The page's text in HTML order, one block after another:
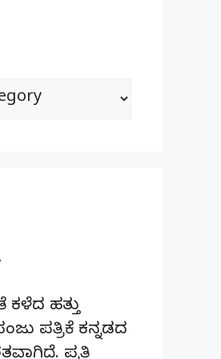
ಹತ್ತು
ಪತ್ರಿಕೆ ಕನ್ನಡದ